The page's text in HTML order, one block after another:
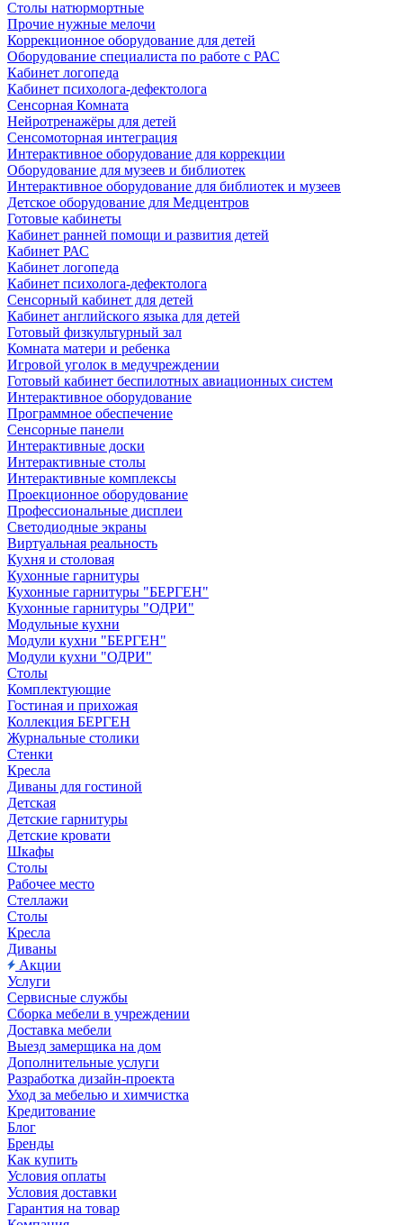
Столы натюрмортные
Прочие нужные мелочи
Коррекционное оборудование для детей
Оборудование специалиста по работе с РАС
Кабинет логопеда
Кабинет психолога-дефектолога
Сенсорная Комната
Нейротренажёры для детей
Сенсомоторная интеграция
Интерактивное оборудование для коррекции
Оборудование для музеев и библиотек
Интерактивное оборудование для библиотек и музеев
Детское оборудование для Медцентров
Готовые кабинеты
Кабинет ранней помощи и развития детей
Кабинет РАС
Кабинет логопеда
Кабинет психолога-дефектолога
Сенсорный кабинет для детей
Кабинет английского языка для детей
Готовый физкультурный зал
Комната матери и ребенка
Игровой уголок в медучреждении
Готовый кабинет беспилотных авиационных систем
Интерактивное оборудование
Программное обеспечение
Сенсорные панели
Интерактивные доски
Интерактивные столы
Интерактивные комплексы
Проекционное оборудование
Профессиональные дисплеи
Светодиодные экраны
Виртуальная реальность
Кухня и столовая
Кухонные гарнитуры
Кухонные гарнитуры "БЕРГЕН"
Кухонные гарнитуры "ОДРИ"
Модульные кухни
Модули кухни "БЕРГЕН"
Модули кухни "ОДРИ"
Столы
Комплектующие
Гостиная и прихожая
Коллекция БЕРГЕН
Журнальные столики
Стенки
Кресла
Диваны для гостиной
Детская
Детские гарнитуры
Детские кровати
Шкафы
Столы
Рабочее место
Стеллажи
Столы
Кресла
Диваны
Акции
Услуги
Сервисные службы
Сборка мебели в учреждении
Доставка мебели
Выезд замерщика на дом
Дополнительные услуги
Разработка дизайн-проекта
Уход за мебелью и химчистка
Кредитование
Блог
Бренды
Как купить
Условия оплаты
Условия доставки
Гарантия на товар